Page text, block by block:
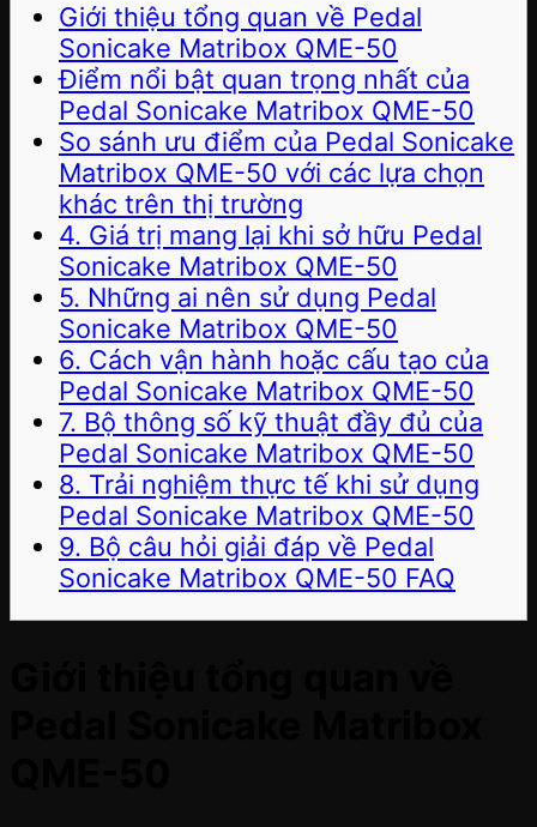
Giới thiệu tổng quan về Pedal
Sonicake Matribox QME-50
Điểm nổi bật quan trọng nhất của
Pedal Sonicake Matribox QME-50
So sánh ưu điểm của Pedal Sonicake
Matribox QME-50 với các lựa chọn
khác trên thị trường
4. Giá trị mang lại khi sở hữu Pedal
Sonicake Matribox QME-50
5. Những ai nên sử dụng Pedal
Sonicake Matribox QME-50
6. Cách vận hành hoặc cấu tạo của
Pedal Sonicake Matribox QME-50
7. Bộ thông số kỹ thuật đầy đủ của
Pedal Sonicake Matribox QME-50
8. Trải nghiệm thực tế khi sử dụng
Pedal Sonicake Matribox QME-50
9. Bộ câu hỏi giải đáp về Pedal
Sonicake Matribox QME-50 FAQ